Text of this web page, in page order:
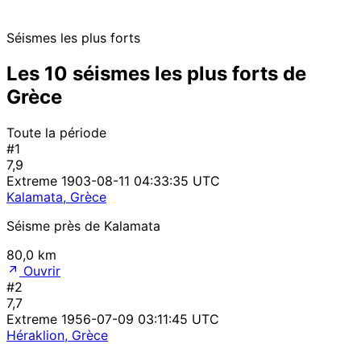
Séismes les plus forts
Les 10 séismes les plus forts de
Grèce
Toute la période
#1
7,9
Extreme 1903-08-11 04:33:35 UTC
Kalamata, Grèce
Séisme près de Kalamata
80,0 km
Ouvrir
#2
7,7
Extreme 1956-07-09 03:11:45 UTC
Héraklion, Grèce